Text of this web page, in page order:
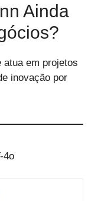
Ainda
atua em projetos
inovação por
4o